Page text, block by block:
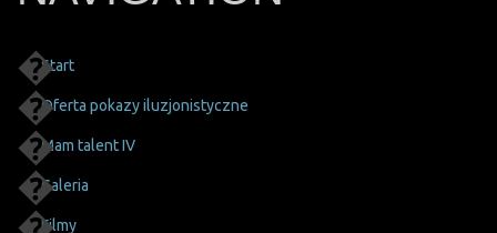
Start
Oferta pokazy iluzjonistyczne
Mam talent IV
Galeria
Filmy